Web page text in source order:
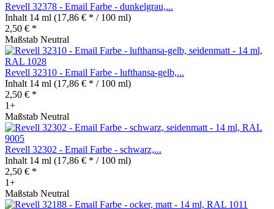
Revell 32378 - Email Farbe - dunkelgrau,...
Inhalt 14 ml (17,86 € * / 100 ml)
2,50 € *
Maßstab Neutral
Revell 32310 - Email Farbe - lufthansa-gelb,...
Inhalt 14 ml (17,86 € * / 100 ml)
2,50 € *
1+
Maßstab Neutral
Revell 32302 - Email Farbe - schwarz,...
Inhalt 14 ml (17,86 € * / 100 ml)
2,50 € *
1+
Maßstab Neutral